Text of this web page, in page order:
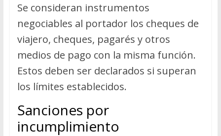
Se consideran instrumentos
negociables al portador los cheques de
viajero, cheques, pagarés y otros
medios de pago con la misma función.
Estos deben ser declarados si superan
los límites establecidos.
Sanciones por
incumplimiento